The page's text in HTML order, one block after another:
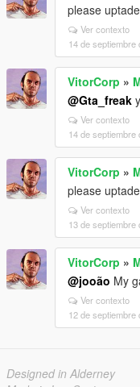
please
Ver contexto
14 de septiembre
VitorCorp »
@Gta_freak
Ver contexto
14 de septiembre
VitorCorp »
please
Ver contexto
13 de septiembre
VitorCorp »
@jooão My
Ver contexto
12 de septiembre
Designed in Alderney